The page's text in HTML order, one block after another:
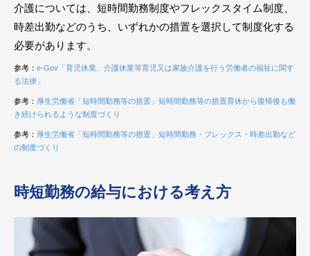
介護については、短時間勤務制度やフレックスタイム制度、
時差出勤などのうち、いずれかの措置を選択して制度化する
必要があります。
参考： e-Gov「育児休業、介護休業等育児又は家族介護を行う労働者の福祉に関す
る法律」
参考： 厚生労働省「短時間勤務等の措置」短時間勤務等の措置育休から復帰後も働
き続けられるような制度づくり
参考： 厚生労働省「短時間勤務等の措置」短時間勤務・フレックス・時差出勤など
の制度づくり
時短勤務の給与における考え方